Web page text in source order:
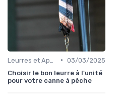
• 03/03/2025
Choisir le bon leurre à l'unité
pour votre canne à pêche